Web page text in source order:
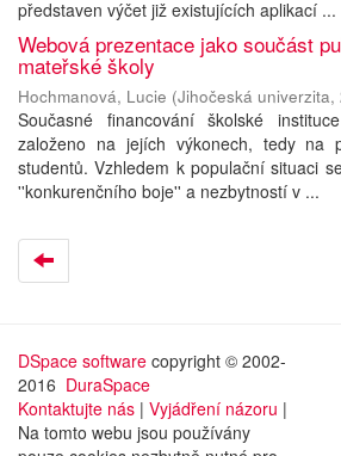
představen výčet již existujících aplikací ...
Webová prezentace jako součást
mateřské školy
Hochmanová, Lucie (Jihočeská univerzita,
Současné financování školské
založeno na jejích výkonech, tedy na
studentů. Vzhledem k populační situaci
''konkurenčního boje'' a nezbytností v ...
DSpace software copyright © 2002-
2016 DuraSpace
Kontaktujte nás | Vyjádření názoru |
Na tomto webu jsou používány